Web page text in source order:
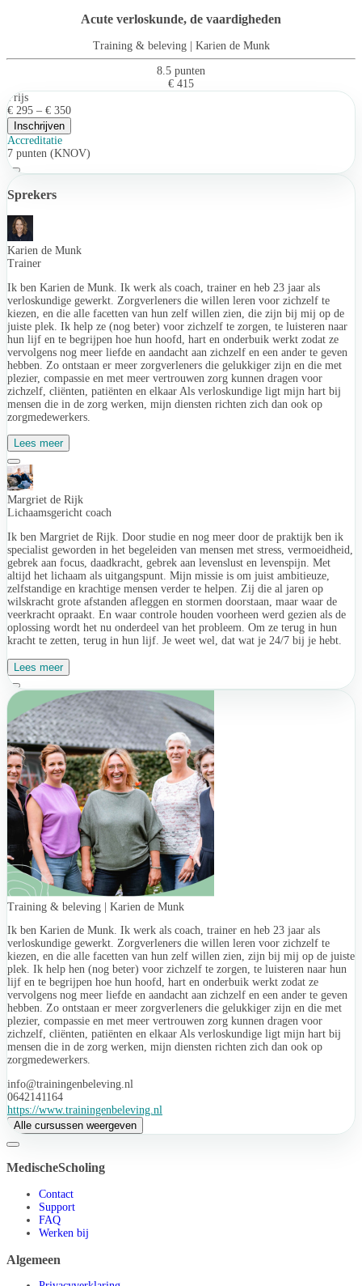
Acute verloskunde, de vaardigheden
Training & beleving | Karien de Munk
8.5 punten
€ 415
Prijs
€ 295 – € 350
Inschrijven
Accreditatie
7 punten (KNOV)
Sprekers
Karien de Munk
Trainer
Ik ben Karien de Munk. Ik werk als coach, trainer en heb 23 jaar als
verloskundige gewerkt. Zorgverleners die willen leren voor zichzelf te
kiezen, en die alle facetten van hun zelf willen zien, die zijn bij mij op de
juiste plek. Ik help ze (nog beter) voor zichzelf te zorgen, te luisteren naar
hun lijf en te begrijpen hoe hun hoofd, hart en onderbuik werkt zodat ze
vervolgens nog meer liefde en aandacht aan zichzelf en een ander te geven
hebben. Zo ontstaan er meer zorgverleners die gelukkiger zijn en die met
plezier, compassie en met meer vertrouwen zorg kunnen dragen voor
zichzelf, cliënten, patiënten en elkaar Als verloskundige ligt mijn hart bij
mensen die in de zorg werken, mijn diensten richten zich dan ook op
zorgmedewerkers.
Lees meer
Margriet de Rijk
Lichaamsgericht coach
Ik ben Margriet de Rijk. Door studie en nog meer door de praktijk ben ik
specialist geworden in het begeleiden van mensen met stress, vermoeidheid,
gebrek aan focus, daadkracht, gebrek aan levenslust en levenspijn. Met
altijd het lichaam als uitgangspunt. Mijn missie is om juist ambitieuze,
zelfstandige en krachtige mensen verder te helpen. Zij die al jaren op
wilskracht grote afstanden afleggen en stormen doorstaan, maar waar de
veerkracht opraakt. En waar controle houden voorheen werd gezien als de
oplossing wordt het nu onderdeel van het probleem. Om ze terug in hun
kracht te zetten, terug in hun lijf. Je weet wel, dat wat je 24/7 bij je hebt.
Lees meer
Training & beleving | Karien de Munk
Ik ben Karien de Munk. Ik werk als coach, trainer en heb 23 jaar als
verloskundige gewerkt. Zorgverleners die willen leren voor zichzelf te
kiezen, en die alle facetten van hun zelf willen zien, zijn bij mij op de juiste
plek. Ik help hen (nog beter) voor zichzelf te zorgen, te luisteren naar hun
lijf en te begrijpen hoe hun hoofd, hart en onderbuik werkt zodat ze
vervolgens nog meer liefde en aandacht aan zichzelf en een ander te geven
hebben. Zo ontstaan er meer zorgverleners die gelukkiger zijn en die met
plezier, compassie en met meer vertrouwen zorg kunnen dragen voor
zichzelf, cliënten, patiënten en elkaar Als verloskundige ligt mijn hart bij
mensen die in de zorg werken, mijn diensten richten zich dan ook op
zorgmedewerkers.
info@trainingenbeleving.nl
0642141164
https://www.trainingenbeleving.nl
Alle cursussen weergeven
MedischeScholing
Contact
Support
FAQ
Werken bij
Algemeen